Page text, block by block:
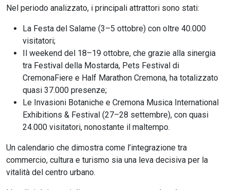
Nel periodo analizzato, i principali attrattori sono stati:
La Festa del Salame (3–5 ottobre) con oltre 40.000
visitatori;
Il weekend del 18–19 ottobre, che grazie alla sinergia
tra Festival della Mostarda, Pets Festival di
CremonaFiere e Half Marathon Cremona, ha totalizzato
quasi 37.000 presenze;
Le Invasioni Botaniche e Cremona Musica International
Exhibitions & Festival (27–28 settembre), con quasi
24.000 visitatori, nonostante il maltempo.
Un calendario che dimostra come l’integrazione tra
commercio, cultura e turismo sia una leva decisiva per la
vitalità del centro urbano.